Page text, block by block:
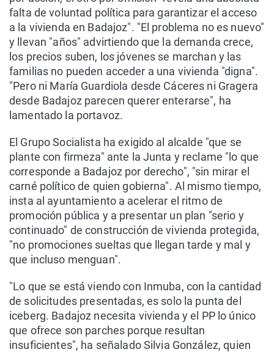
falta de voluntad política para garantizar el acceso
a la vivienda en Badajoz". "El problema no es nuevo"
y llevan "años" advirtiendo que la demanda crece,
los precios suben, los jóvenes se marchan y las
familias no pueden acceder a una vivienda "digna".
"Pero ni María Guardiola desde Cáceres ni Gragera
desde Badajoz parecen querer enterarse", ha
lamentado la portavoz.
El Grupo Socialista ha exigido al alcalde "que se
plante con firmeza" ante la Junta y reclame "lo que
corresponde a Badajoz por derecho", "sin mirar el
carné político de quien gobierna". Al mismo tiempo,
insta al ayuntamiento a acelerar el ritmo de
promoción pública y a presentar un plan "serio y
continuado" de construcción de vivienda protegida,
"no promociones sueltas que llegan tarde y mal y
que incluso menguan".
"Lo que se está viendo con Inmuba, con la cantidad
de solicitudes presentadas, es solo la punta del
iceberg. Badajoz necesita vivienda y el PP lo único
que ofrece son parches porque resultan
insuficientes", ha señalado Silvia González, quien